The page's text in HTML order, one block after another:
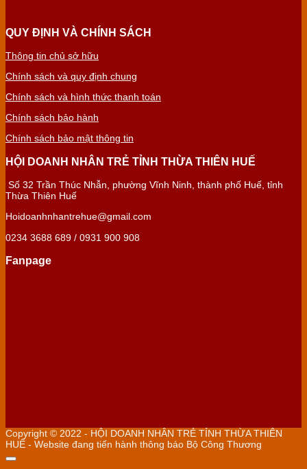
QUY ĐỊNH VÀ CHÍNH SÁCH
Thông tin chủ sở hữu
Chính sách và quy định chung
Chính sách và hình thức thanh toán
Chính sách bảo hành
Chính sách bảo mật thông tin
HỘI DOANH NHÂN TRẺ TỈNH THỪA THIÊN HUẾ
Số 32 Trần Thúc Nhẫn, phường Vĩnh Ninh, thành phố Huế, tỉnh
Thừa Thiên Huế
Hoidoanhnhantrehue@gmail.com
0234 3688 689 / 0931 900 908
Fanpage
Copyright © 2022 - HỘI DOANH NHÂN TRẺ TỈNH THỪA THIÊN
HUẾ - Website đang tiến hành thông báo Bộ Công Thương